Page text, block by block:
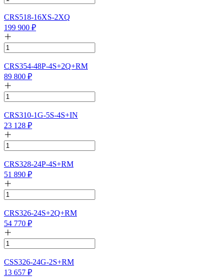
CRS518-16XS-2XQ
199 900 ₽
CRS354-48P-4S+2Q+RM
89 800 ₽
CRS310-1G-5S-4S+IN
23 128 ₽
CRS328-24P-4S+RM
51 890 ₽
CRS326-24S+2Q+RM
54 770 ₽
CSS326-24G-2S+RM
13 657 ₽